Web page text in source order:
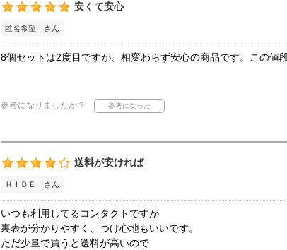
安くて安心
匿名希望 さん
8個セットは2度目ですが、相変わらず安心の商品です。この値
参考になりましたか？
送料が安ければ
ＨＩＤＥ さん
いつも利用してるコンタクトですが
裏表が分かりやすく、つけ心地もいいです。
ただ少量で買うと送料が高いので